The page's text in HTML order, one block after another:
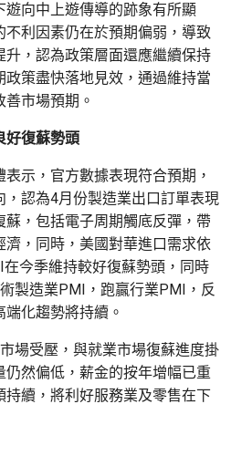
向中上遊傳導的跡象有所顯
利因素仍在於預期偏弱，導致
，認為政策層面還應繼續保持
策盡快落地見效，通過維持當
市場預期。
好復蘇勢頭
示，官方數據表現符合預期，
認為4月份製造業出口訂單表現
，包括電子周期觸底反彈，帶
，同時，美國對華進口需求依
今季維持較好復蘇勢頭，同時
製造業PMI，跑贏行業PMI，反
化趨勢將持續。
場受壓，與就業市場復蘇進度掛
然偏低，薪金的按年增幅已重
續，將利好服務業及零售在下